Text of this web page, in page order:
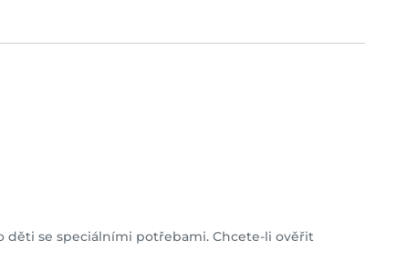
se speciálními potřebami. Chcete-li ověřit